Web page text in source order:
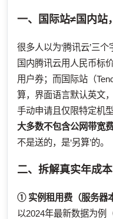
一、国际站≠国内站
很多人以为‘腾讯云’三
国内腾讯云用人民币标
用户券；而国际站（
算，界面语言默认英文
手动申请且仅限特定机
大多数不包含公网带宽
不是送的，是‘另算’的。
二、拆解真实年成
① 实例租用费（服务器
以2024年最新数据为例